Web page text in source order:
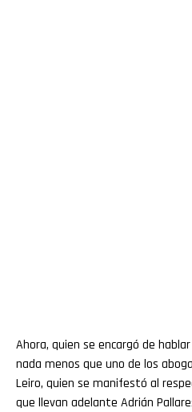
Ahora, quien se encargó de
nada menos que uno de los
Leiro, quien se manifestó al
que llevan adelante Adrián